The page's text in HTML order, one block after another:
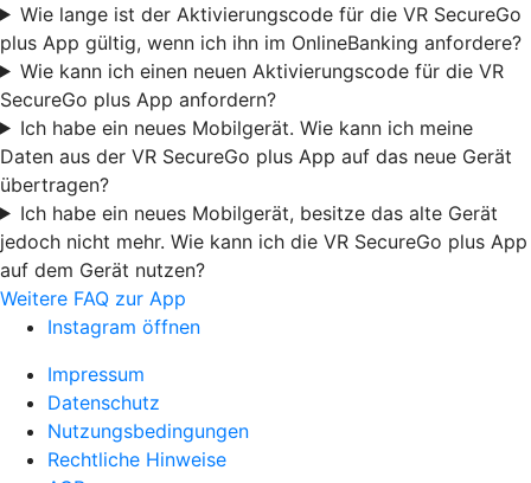
Wie lange ist der Aktivierungscode für die VR SecureGo
plus App gültig, wenn ich ihn im OnlineBanking anfordere?
Wie kann ich einen neuen Aktivierungscode für die VR
SecureGo plus App anfordern?
Ich habe ein neues Mobilgerät. Wie kann ich meine
Daten aus der VR SecureGo plus App auf das neue Gerät
übertragen?
Ich habe ein neues Mobilgerät, besitze das alte Gerät
jedoch nicht mehr. Wie kann ich die VR SecureGo plus App
auf dem Gerät nutzen?
Weitere FAQ zur App
Instagram öffnen
Impressum
Datenschutz
Nutzungsbedingungen
Rechtliche Hinweise